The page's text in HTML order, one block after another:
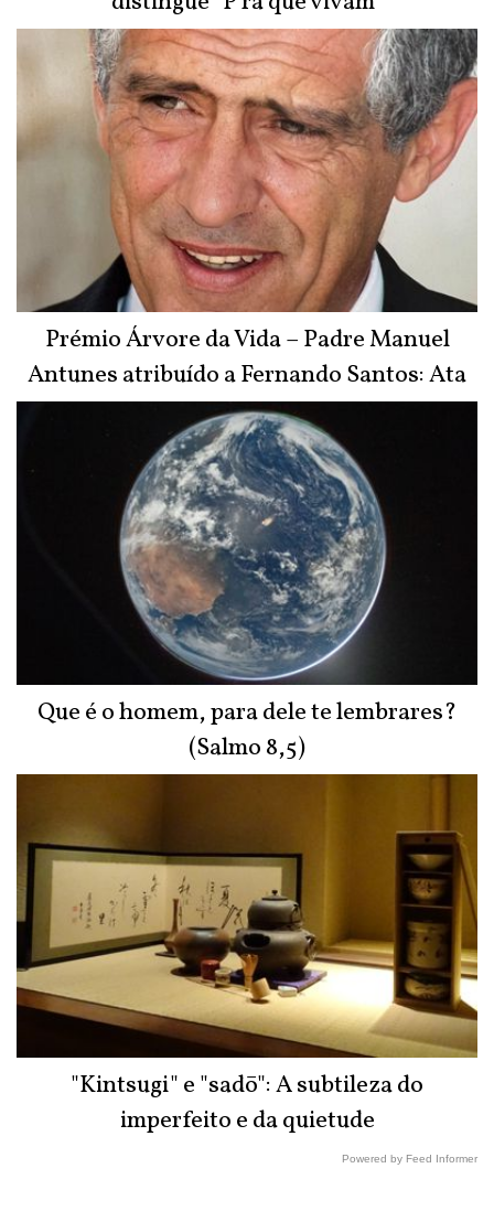
Prémio Árvore da Vida – Padre Manuel
Antunes atribuído a Fernando Santos: Ata
do Júri
Que é o homem, para dele te lembrares?
(Salmo 8,5)
"Kintsugi" e "sadō": A subtileza do
imperfeito e da quietude
Powered by Feed Informer